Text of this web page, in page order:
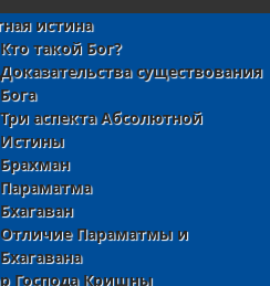
истина
Кто такой Бог?
Доказательства существования
Бога
Три аспекта Абсолютной
Истины
Брахман
Параматма
Бхагаван
Отличие Параматмы и
Бхагавана
Господа Кришны